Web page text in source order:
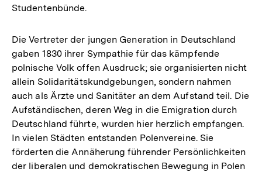
Studentenbünde.
Die Vertreter der jungen Generation in Deutschland
gaben 1830 ihrer Sympathie für das kämpfende
polnische Volk offen Ausdruck; sie organisierten nicht
allein Solidaritätskundgebungen, sondern nahmen
auch als Ärzte und Sanitäter an dem Aufstand teil. Die
Aufständischen, deren Weg in die Emigration durch
Deutschland führte, wurden hier herzlich empfangen.
In vielen Städten entstanden Polenvereine. Sie
förderten die Annäherung führender Persönlichkeiten
der liberalen und demokratischen Bewegung in Polen